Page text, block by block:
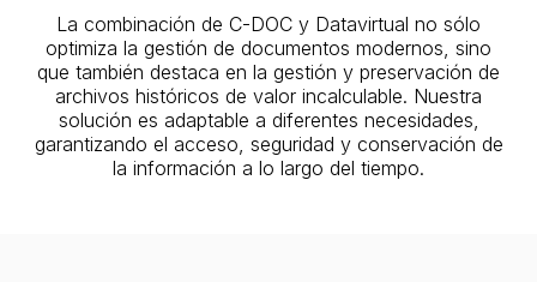
La combinación de C-DOC y Datavirtual no sólo
optimiza la gestión de documentos modernos, sino
que también destaca en la gestión y preservación de
archivos históricos de valor incalculable. Nuestra
solución es adaptable a diferentes necesidades,
garantizando el acceso, seguridad y conservación de
la información a lo largo del tiempo.